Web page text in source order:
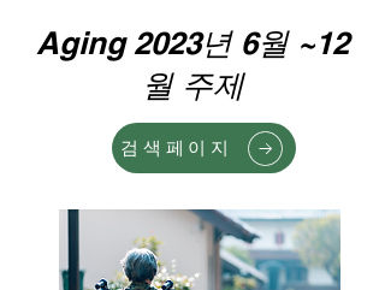
Aging 2023년 6월 ~12
월 주제
검색페이지